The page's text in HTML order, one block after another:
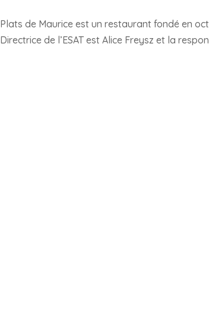
de Maurice est un restaurant fondé en
de l’ESAT est Alice Freysz et la